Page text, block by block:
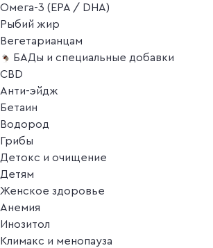
Омега-3 (EPA / DHA)
Рыбий жир
Вегетарианцам
БАДы и специальные добавки
CBD
Анти-эйдж
Бетаин
Водород
Грибы
Детокс и очищение
Детям
Женское здоровье
Анемия
Инозитол
Климакс и менопауза